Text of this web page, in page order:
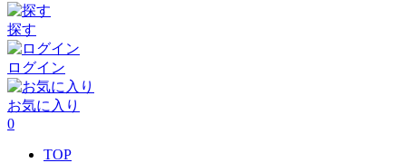
探す
ログイン
お気に入り
0
TOP